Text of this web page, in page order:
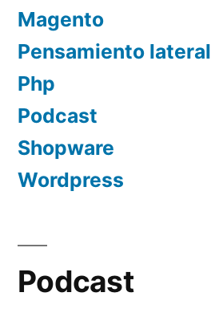
Magento
Pensamiento lateral
Php
Podcast
Shopware
Wordpress
Podcast